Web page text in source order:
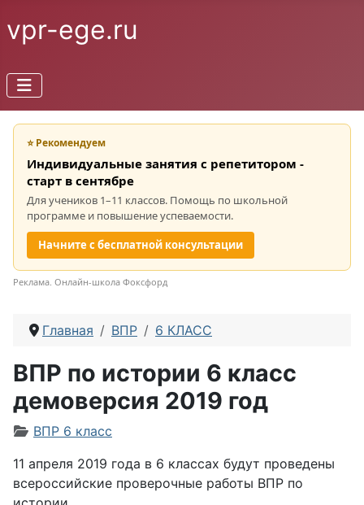
vpr-ege.ru
⭐ Рекомендуем
Индивидуальные занятия с репетитором -
старт в сентябре
Для учеников 1–11 классов. Помощь по школьной
программе и повышение успеваемости.
Начните с бесплатной консультации
Реклама. Онлайн-школа Фоксфорд
Главная ВПР 6 КЛАСС
ВПР по истории 6 класс
демоверсия 2019 год
Информация о материале
ВПР 6 класс
11 апреля 2019 года в 6 классах будут проведены
всероссийские проверочные работы ВПР по